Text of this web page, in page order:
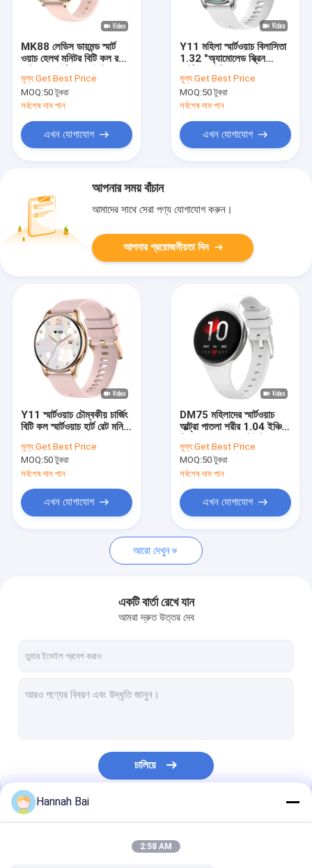
পণ্য
MK88 লেডিস ডায়মন্ড স্মার্ট
ওয়াচ হেলথ মনিটর বিটি কল রক্ত
ওয়াটারপ্রুফ
মূল্য:Get Best Price
MOQ:50 টুকরা
সর্বশেষ দাম পান
এখন যোগাযোগ
Y11 মহিলা স্মার্টওয়াচ বিলাসিতা
1.32 "অ্যামোলেড স্ক্রিন
মূল্য:Get Best Price
MOQ:50 টুকরা
সর্বশেষ দাম পান
এখন যোগাযোগ
আপনার সময় বাঁচান
আমাদের সাথে সেরা পণ্য যোগাযোগ করুন।
আপনার প্রয়োজনীয়তা দিন
Y11 স্মার্টওয়াচ চৌম্বকীয় চার্জিং
বিটি কল স্মার্টওয়াচ হার্ট রেট মনিটর
মূল্য:Get Best Price
MOQ:50 টুকরা
সর্বশেষ দাম পান
এখন যোগাযোগ
DM75 মহিলাদের স্মার্টওয়াচ
আল্ট্রা পাতলা শরীর 1.04 ইঞ্চি
প্লেয়ার
মূল্য:Get Best Price
MOQ:50 টুকরা
সর্বশেষ দাম পান
এখন যোগাযোগ
আরো দেখুন
একটি বার্তা রেখে যান
আমরা দ্রুত উত্তর দেব
চালিয়ে
আমাদের বিভাগসমূহ
Hannah Bai
2:58 AM